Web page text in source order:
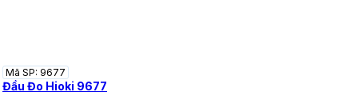
Mã SP: 9677
Đầu Đo Hioki 9677